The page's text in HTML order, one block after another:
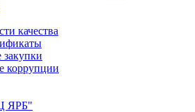
качества
закупки
коррупции
ЯРБ"